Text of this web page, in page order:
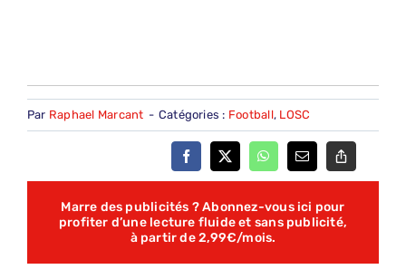
Par Raphael Marcant - Catégories : Football, LOSC
Marre des publicités ? Abonnez-vous ici pour
profiter d’une lecture fluide et sans publicité,
à partir de 2,99€/mois.